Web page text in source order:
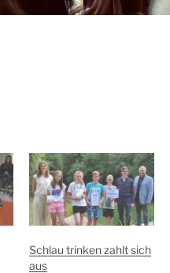
Schlau trinken zahlt sich
aus